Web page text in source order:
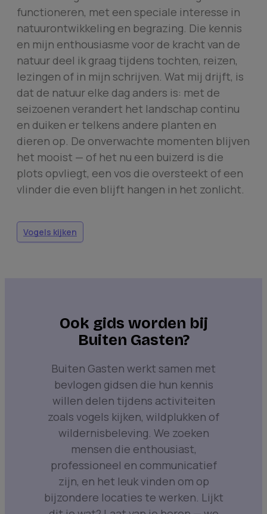
functioneren, met een speciale interesse in
natuurontwikkeling en begrazing. Die kennis
en mijn enthousiasme voor de kracht van de
natuur deel ik graag tijdens tochten, reizen,
lezingen of in mijn schrijven. Wat mij drijft, is
dat de natuur elke dag anders is: met de
seizoenen verandert het landschap continu
en duiken er telkens andere planten en
dieren op. De onverwachte momenten blijven
het mooist — of het nu een buizerd is die
plots opvliegt, een vos die oversteekt of een
vlinder die even blijft hangen in het zonlicht.
Vogels kijken
Ook gids worden bij
Buiten Gasten?
Buiten Gasten werkt samen met
bevlogen gidsen die hun kennis
willen delen tijdens activiteiten
zoals vogels kijken, wildplukken of
wildernisbeleving. We zoeken
mensen die enthousiast,
professioneel en communicatief
zijn, en het leuk vinden om op
bijzondere locaties te werken. Lijkt